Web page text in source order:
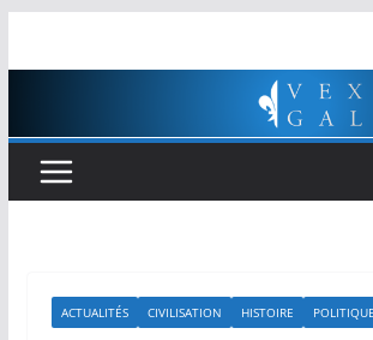
ACTUALITÉS CIVILISATION HISTOIRE POLITIQUE